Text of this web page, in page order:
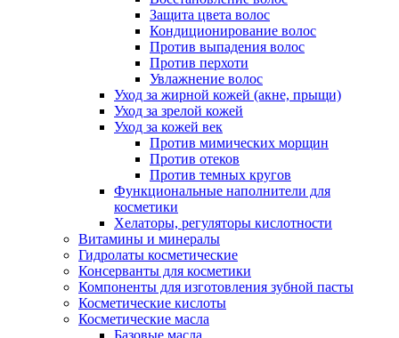
Защита цвета волос
Кондиционирование волос
Против выпадения волос
Против перхоти
Увлажнение волос
Уход за жирной кожей (акне, прыщи)
Уход за зрелой кожей
Уход за кожей век
Против мимических морщин
Против отеков
Против темных кругов
Функциональные наполнители для
косметики
Хелаторы, регуляторы кислотности
Витамины и минералы
Гидролаты косметические
Консерванты для косметики
Компоненты для изготовления зубной пасты
Косметические кислоты
Косметические масла
Базовые масла